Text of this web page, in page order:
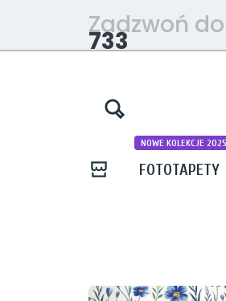
Zadzwoń
733
FOTOTAPETY
NOWE KOLEKCJE 2025